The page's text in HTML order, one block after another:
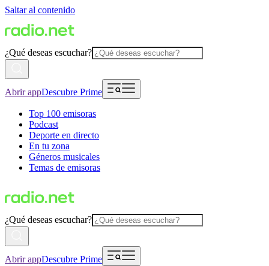
Saltar al contenido
¿Qué deseas escuchar?
Abrir appDescubre Prime
Top 100 emisoras
Podcast
Deporte en directo
En tu zona
Géneros musicales
Temas de emisoras
¿Qué deseas escuchar?
Abrir appDescubre Prime